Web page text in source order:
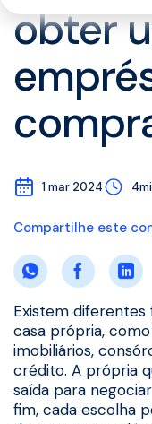
obter
1 mar 2024
Existem diferentes
casa própria,
imobiliários,
crédito. A própria
saída para
fim, cada escolha
Compartilhe este